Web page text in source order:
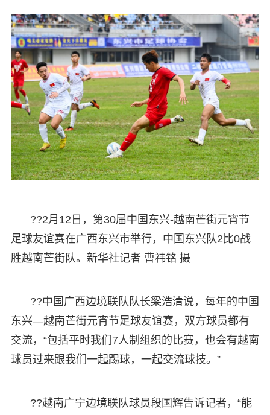
??2月12日，第30届中国东兴-越南芒街元宵节
足球友谊赛在广西东兴市举行，中国东兴队2比0战
胜越南芒街队。新华社记者 曹祎铭 摄
??中国广西边境联队队长梁浩清说，每年的中国
东兴—越南芒街元宵节足球友谊赛，双方球员都有
交流，“包括平时我们7人制组织的比赛，也会有越南
球员过来跟我们一起踢球，一起交流球技。”
??越南广宁边境联队球员段国辉告诉记者，“能